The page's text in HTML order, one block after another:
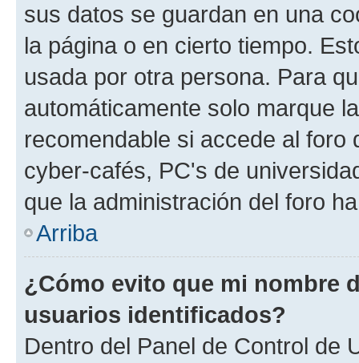
sus datos se guardan en una
la página o en cierto tiempo.
usada por otra persona. Para
automáticamente solo marque
recomendable si accede al foro
cyber-cafés, PC's de
que la administración del foro
Arriba
¿Cómo evito que mi nombre
usuarios identificados?
Dentro del Panel de Control de